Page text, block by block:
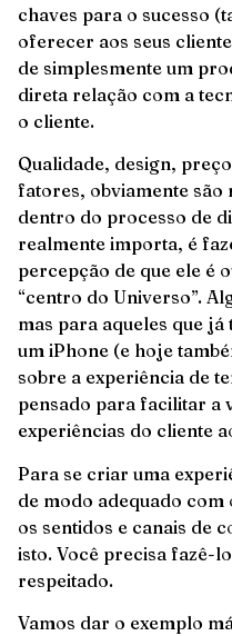
chaves para o sucesso
oferecer aos seus
de simplesmente um
direta relação com a
o cliente.
Qualidade, design,
fatores, obviamente
dentro do processo de
realmente importa, é
percepção de que ele é
“centro do Universo”.
mas para aqueles que
um iPhone (e hoje
sobre a experiência de
pensado para facilitar a
experiências do cliente
Para se criar uma
de modo adequado
os sentidos e canais de
isto. Você precisa fazê-
respeitado.
Vamos dar o exemplo